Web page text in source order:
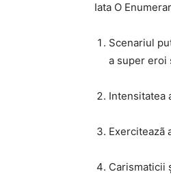
Iata O
Scenariul
a super eroi
Intensitatea
Exerciteazã
Carismaticii